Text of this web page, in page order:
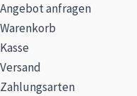
Angebot anfragen
Warenkorb
Kasse
Versand
Zahlungsarten